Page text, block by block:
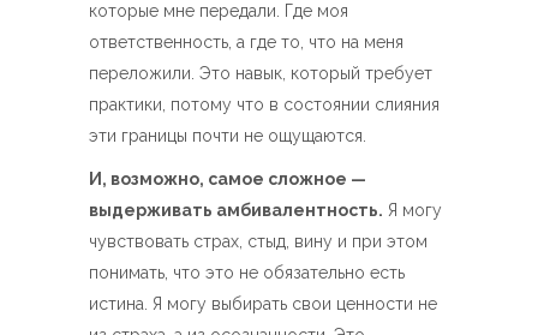
которые мне передали. Где моя
ответственность, а где то, что на меня
переложили. Это навык, который требует
практики, потому что в состоянии слияния
эти границы почти не ощущаются.
И, возможно, самое сложное —
выдерживать амбивалентность. Я могу
чувствовать страх, стыд, вину и при этом
понимать, что это не обязательно есть
истина. Я могу выбирать свои ценности не